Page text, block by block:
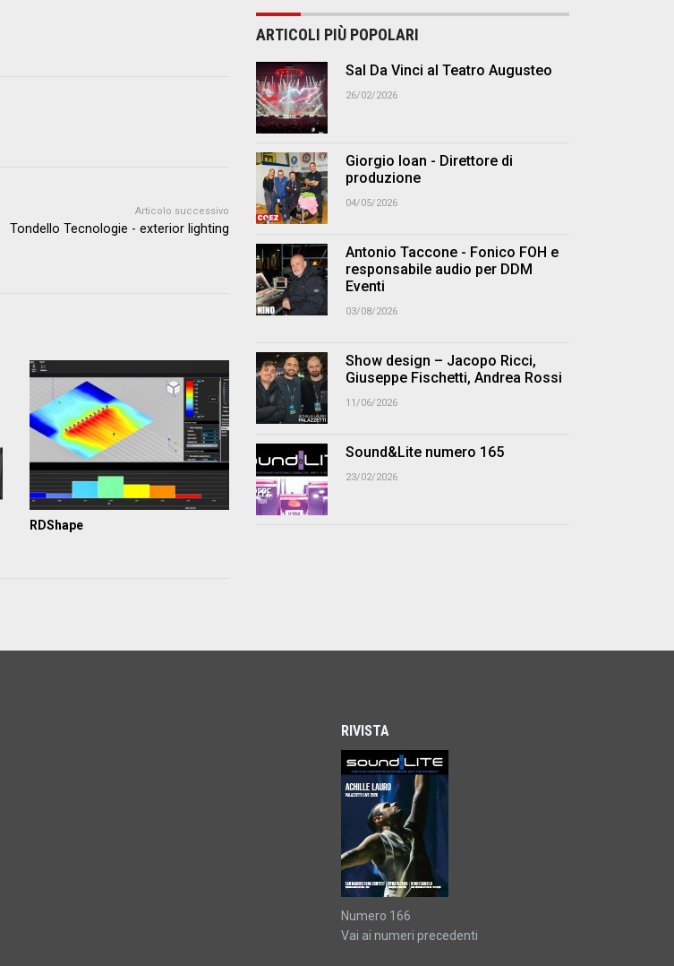
Articolo successivo
Tondello Tecnologie - exterior lighting
RDShape
ARTICOLI PIÙ POPOLARI
Sal Da Vinci al Teatro Augusteo
26/02/2026
Giorgio Ioan - Direttore di
produzione
04/05/2026
Antonio Taccone - Fonico FOH e
responsabile audio per DDM
Eventi
03/08/2026
Show design – Jacopo Ricci,
Giuseppe Fischetti, Andrea Rossi
11/06/2026
Sound&Lite numero 165
23/02/2026
RIVISTA
Numero 166
Vai ai numeri precedenti